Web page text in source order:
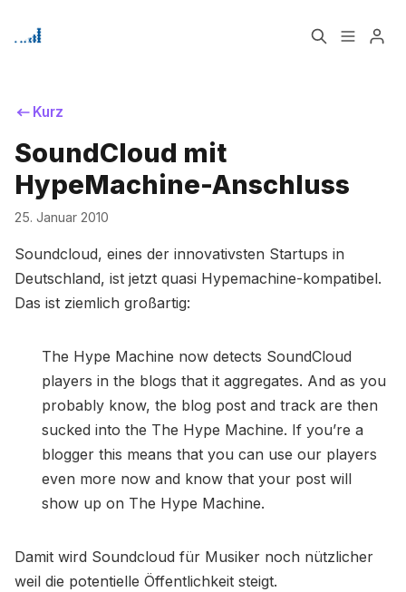
Home
Bitte geben Sie mindestens 3 Zeichen ein
Kurz
SoundCloud mit
HypeMachine-Anschluss
25. Januar 2010
Soundcloud, eines der innovativsten Startups in
Deutschland, ist jetzt quasi Hypemachine-kompatibel.
Das ist ziemlich großartig:
The Hype Machine now detects SoundCloud
players in the blogs that it aggregates. And as you
probably know, the blog post and track are then
sucked into the The Hype Machine. If you’re a
blogger this means that you can use our players
even more now and know that your post will
show up on The Hype Machine.
Damit wird Soundcloud für Musiker noch nützlicher
weil die potentielle Öffentlichkeit steigt.